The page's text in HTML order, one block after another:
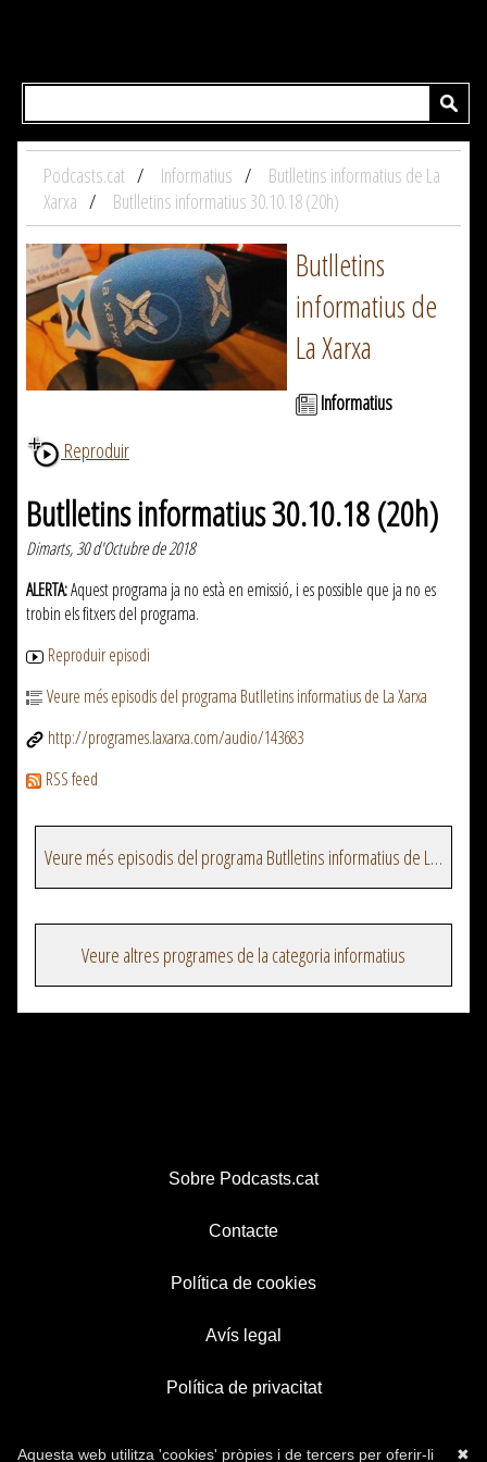
Podcasts.cat Informatius
Butlletins informatius de La
Xarxa
Butlletins informatius 30.10.18 (20h)
Butlletins
informatius de
La Xarxa
Informatius
Reproduir
Butlletins informatius 30.10.18 (20h)
Dimarts, 30 d'Octubre de 2018
ALERTA:Aquest programa ja no està en emissió, i es possible que ja no es
trobin els fitxers del programa.
Reproduir episodi
Veure més episodis del programa Butlletins informatius de La Xarxa
http://programes.laxarxa.com/audio/143683
RSS feed
Veure més episodis del programa Butlletins informatius de La Xarxa
Veure altres programes de la categoria informatius
Sobre Podcasts.cat
Contacte
Política de cookies
Avís legal
Política de privacitat
✖
Aquesta web utilitza 'cookies' pròpies i de tercers per oferir-li